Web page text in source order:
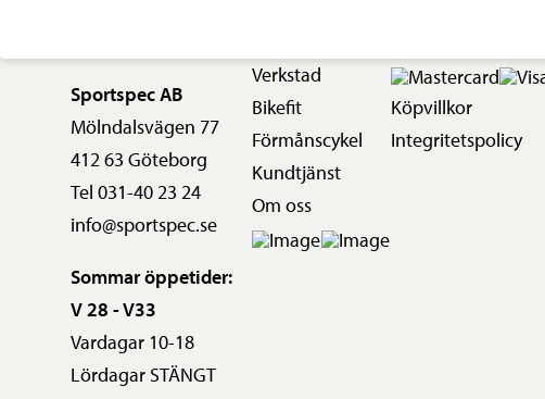
Sportspec AB
Mölndalsvägen 77
412 63 Göteborg
Tel 031-40 23 24
info@sportspec.se
Sommar öppetider:
V 28 - V33
Vardagar 10-18
Lördagar STÄNGT
Verkstad
Bikefit
Förmånscykel
Kundtjänst
Om oss
Köpvillkor
Integritetspolicy